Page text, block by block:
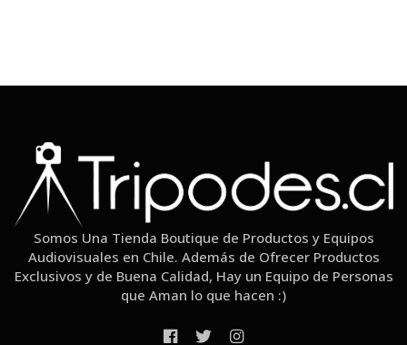
Somos Una Tienda Boutique de Productos y Equipos
Audiovisuales en Chile. Además de Ofrecer Productos
Exclusivos y de Buena Calidad, Hay un Equipo de Personas
que Aman lo que hacen :)